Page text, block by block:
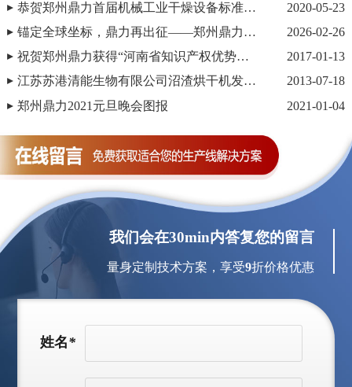
恭贺郑州鼎力首届机械工业干燥设备标准化学术交流会圆满结束
2020-05-23
锚定全球坐标，鼎力再出征——郑州鼎力新能源2026开年国际事业部动员会纪实
2026-02-26
祝贺郑州鼎力获得“河南省知识产权优势企业”荣誉称号
2017-01-13
江苏苏港清能生物有限公司沼渣烘干机发货现场
2013-07-18
郑州鼎力2021元旦晚会图报
2021-01-04
我们会在30min内答复您的留言
量身定制技术方案，享受9折价格优惠
姓名*